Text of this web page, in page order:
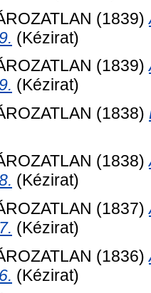
(1839)
(Kézirat)
(1839)
(Kézirat)
(1838)
(1838)
(Kézirat)
(1837)
(Kézirat)
(1836)
(Kézirat)